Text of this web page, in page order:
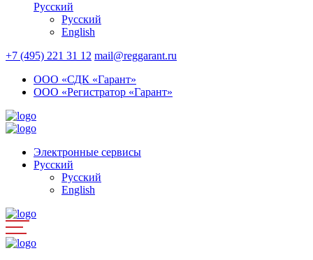
Русский
Русский
English
+7 (495) 221 31 12 mail@reggarant.ru
ООО «СДК «Гарант»
ООО «Регистратор «Гарант»
Электронные сервисы
Русский
Русский
English